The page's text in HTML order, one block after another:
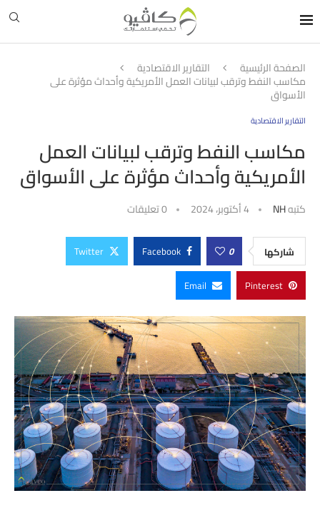
الصفحة الرئيسية التقارير الاقتصادية
مكاسب النفط وترقب لبيانات العمل الأمريكية وأحداث مؤثرة على
الأسواق
التقارير الاقتصادية
مكاسب النفط وترقب لبيانات العمل
الأمريكية وأحداث مؤثرة على الأسواق
كتبهNH 4 أكتوبر، 2024 0 تعليقات
شاركها 0
Facebook
Twitter
Pinterest
Email